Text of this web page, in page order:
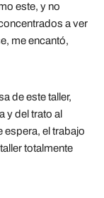
este, y no
a ver
me encantó,
de este taller,
y del trato al
espera, el trabajo
totalmente